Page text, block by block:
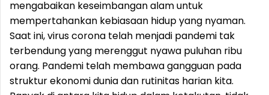
mengabaikan keseimbangan alam untuk
mempertahankan kebiasaan hidup yang nyaman.
Saat ini, virus corona telah menjadi pandemi tak
terbendung yang merenggut nyawa puluhan ribu
orang. Pandemi telah membawa gangguan pada
struktur ekonomi dunia dan rutinitas harian kita.